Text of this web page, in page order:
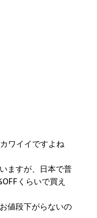
ワイイですよね
ますが、日本で普
くらいで買え
値段下がらないの